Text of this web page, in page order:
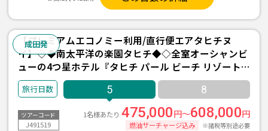
成田発
【プレミアムエコノミー利用/直行便エアタヒチヌ
イ】◇◆南太平洋の楽園タヒチ◆◇全室オーシャンビ
ューの4つ星ホテル『タヒチ パール ビーチ リゾート
（旧ル タヒチ バイ パール リゾート）』宿泊 5日間 ＜
往復送迎付き＞
5 8
ツアーコード
J491519
1名様あたり 475,000円～608,000円
燃油サーチャージ込み ※諸税等別途必要